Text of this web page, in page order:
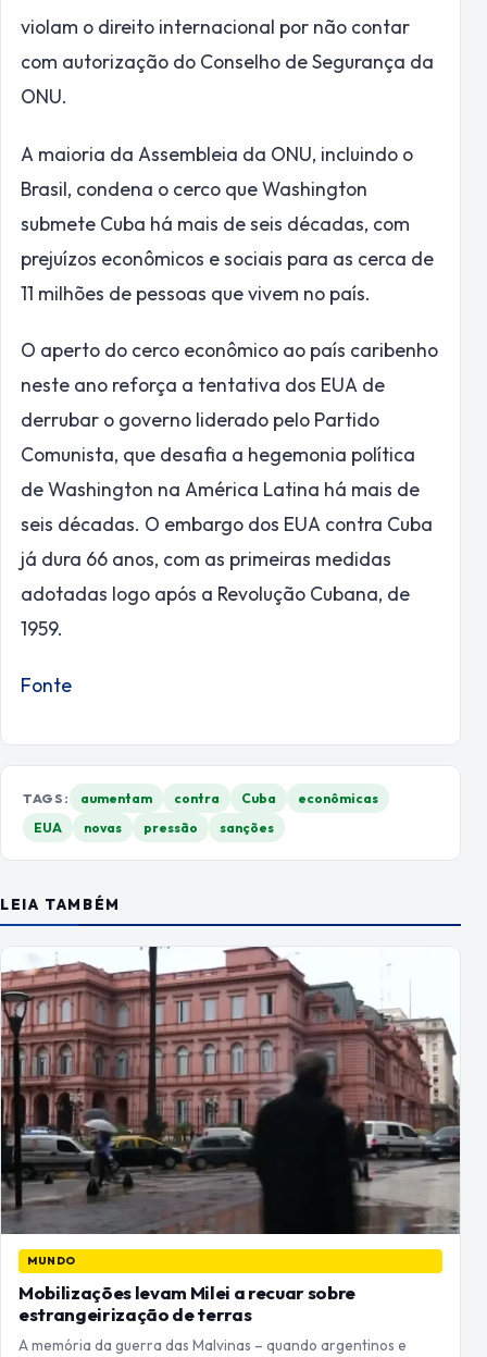
violam o direito internacional por não contar
com autorização do Conselho de Segurança da
ONU.
A maioria da Assembleia da ONU, incluindo o
Brasil, condena o cerco que Washington
submete Cuba há mais de seis décadas, com
prejuízos econômicos e sociais para as cerca de
11 milhões de pessoas que vivem no país.
O aperto do cerco econômico ao país caribenho
neste ano reforça a tentativa dos EUA de
derrubar o governo liderado pelo Partido
Comunista, que desafia a hegemonia política
de Washington na América Latina há mais de
seis décadas. O embargo dos EUA contra Cuba
já dura 66 anos, com as primeiras medidas
adotadas logo após a Revolução Cubana, de
1959.
Fonte
TAGS: aumentam contra Cuba
econômicas
EUA
novas pressão sanções
LEIA TAMBÉM
MUNDO
Mobilizações levam Milei a recuar sobre
estrangeirização de terras
A memória da guerra das Malvinas – quando argentinos e